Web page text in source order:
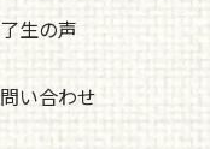
生の声
い合わせ